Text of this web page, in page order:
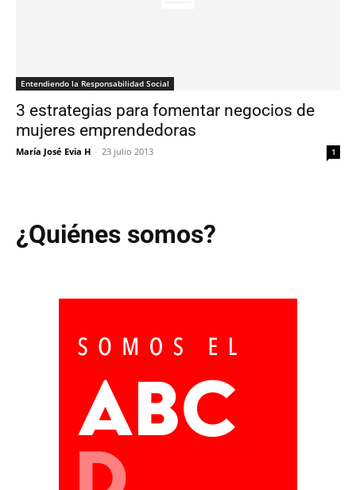
Entendiendo la Responsabilidad Social
3 estrategias para fomentar negocios de
mujeres emprendedoras
María José Evia H - 23 julio 2013 1
¿Quiénes somos?